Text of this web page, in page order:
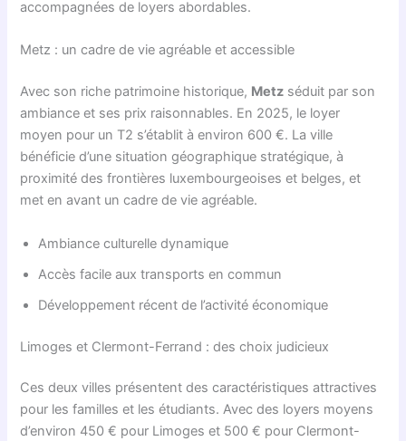
accompagnées de loyers abordables.
Metz : un cadre de vie agréable et accessible
Avec son riche patrimoine historique, Metz séduit par son
ambiance et ses prix raisonnables. En 2025, le loyer
moyen pour un T2 s’établit à environ 600 €. La ville
bénéficie d’une situation géographique stratégique, à
proximité des frontières luxembourgeoises et belges, et
met en avant un cadre de vie agréable.
Ambiance culturelle dynamique
Accès facile aux transports en commun
Développement récent de l’activité économique
Limoges et Clermont-Ferrand : des choix judicieux
Ces deux villes présentent des caractéristiques attractives
pour les familles et les étudiants. Avec des loyers moyens
d’environ 450 € pour Limoges et 500 € pour Clermont-